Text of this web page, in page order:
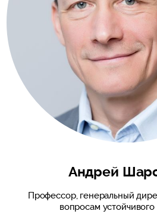
Андрей
Профессор, генеральный
вопросам устойчивого